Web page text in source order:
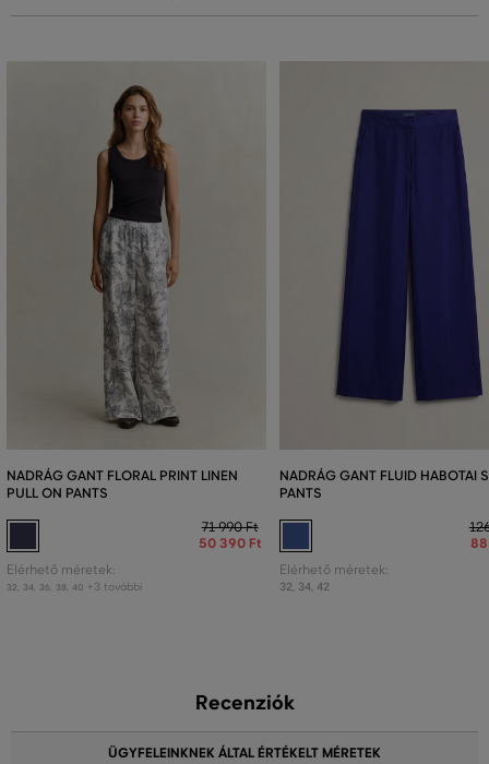
NADRÁG GANT FLORAL PRINT LINEN
PULL ON PANTS
71 990 Ft
50 390 Ft
Elérhető méretek:
32 34 36 38 40 +3 további
NADRÁG GANT FLUID HABOTAI
PANTS
Elérhető méretek:
32, 34, 42
Recenziók
ÜGYFELEINKNEK ÁLTAL ÉRTÉKELT MÉRETEK